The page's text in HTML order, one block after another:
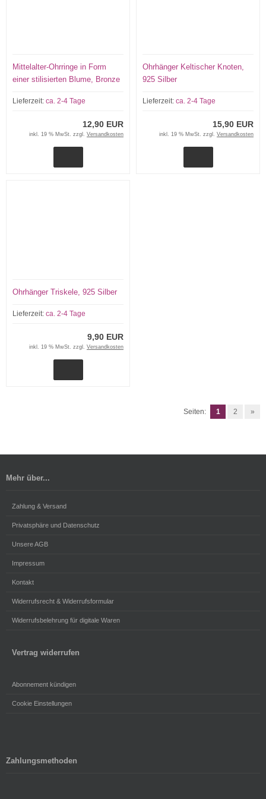
Mittelalter-Ohrringe in Form
einer stilisierten Blume, Bronze
Lieferzeit: ca. 2-4 Tage
12,90 EUR
inkl. 19 % MwSt. zzgl. Versandkosten
Ohrhänger Keltischer Knoten,
925 Silber
Lieferzeit: ca. 2-4 Tage
15,90 EUR
inkl. 19 % MwSt. zzgl. Versandkosten
Ohrhänger Triskele, 925 Silber
Lieferzeit: ca. 2-4 Tage
9,90 EUR
inkl. 19 % MwSt. zzgl. Versandkosten
Seiten: 1 2 »
Mehr über...
Zahlung & Versand
Privatsphäre und Datenschutz
Unsere AGB
Impressum
Kontakt
Widerrufsrecht & Widerrufsformular
Widerrufsbelehrung für digitale Waren
Vertrag widerrufen
Abonnement kündigen
Cookie Einstellungen
Zahlungsmethoden